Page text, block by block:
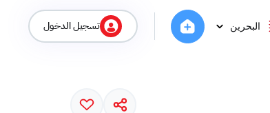
البحرين تسجيل الدخول